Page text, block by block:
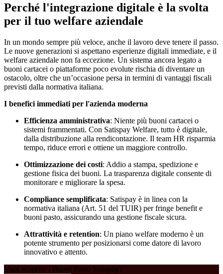
Perché l'integrazione digitale è la svolta
per il tuo welfare aziendale
In un mondo sempre più veloce, anche il lavoro deve tenere il passo.
Le nuove generazioni si aspettano esperienze digitali immediate, e il
welfare aziendale non fa eccezione. Un sistema ancora legato a
buoni cartacei o piattaforme poco evolute rischia di diventare un
ostacolo, oltre che un’occasione persa in termini di vantaggi fiscali
previsti dalla normativa italiana.
I benefici immediati per l'azienda moderna
Efficienza amministrativa: Niente più buoni cartacei o
sistemi frammentati. Con Satispay Welfare, tutto è digitale,
dalla distribuzione alla rendicontazione. Il team HR risparmia
tempo, riduce errori e ottiene un maggiore controllo.
Ottimizzazione dei costi: Addio a stampa, spedizione e
gestione fisica dei buoni. La trasparenza digitale consente di
monitorare e migliorare la spesa.
Compliance semplificata: Satispay è in linea con la
normativa italiana (Art. 51 del TUIR) per fringe benefit e
buoni pasto, assicurando una gestione fiscale sicura.
Attrattività e retention: Un piano welfare moderno è un
potente strumento per posizionarsi come datore di lavoro
innovativo e attento.
Vuoi scoprire i Buoni Pasto Satispay?